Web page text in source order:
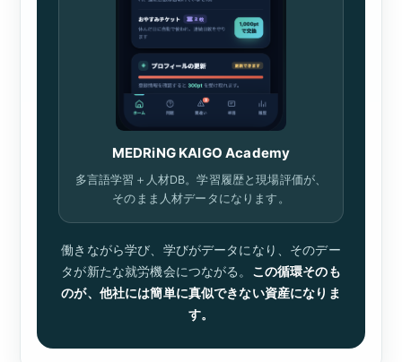
MEDRiNG KAIGO Academy
多言語学習＋人材DB。学習履歴と現場評価が、
そのまま人材データになります。
働きながら学び、学びがデータになり、そのデー
タが新たな就労機会につながる。 この循環そのも
のが、他社には簡単に真似できない資産になりま
す。